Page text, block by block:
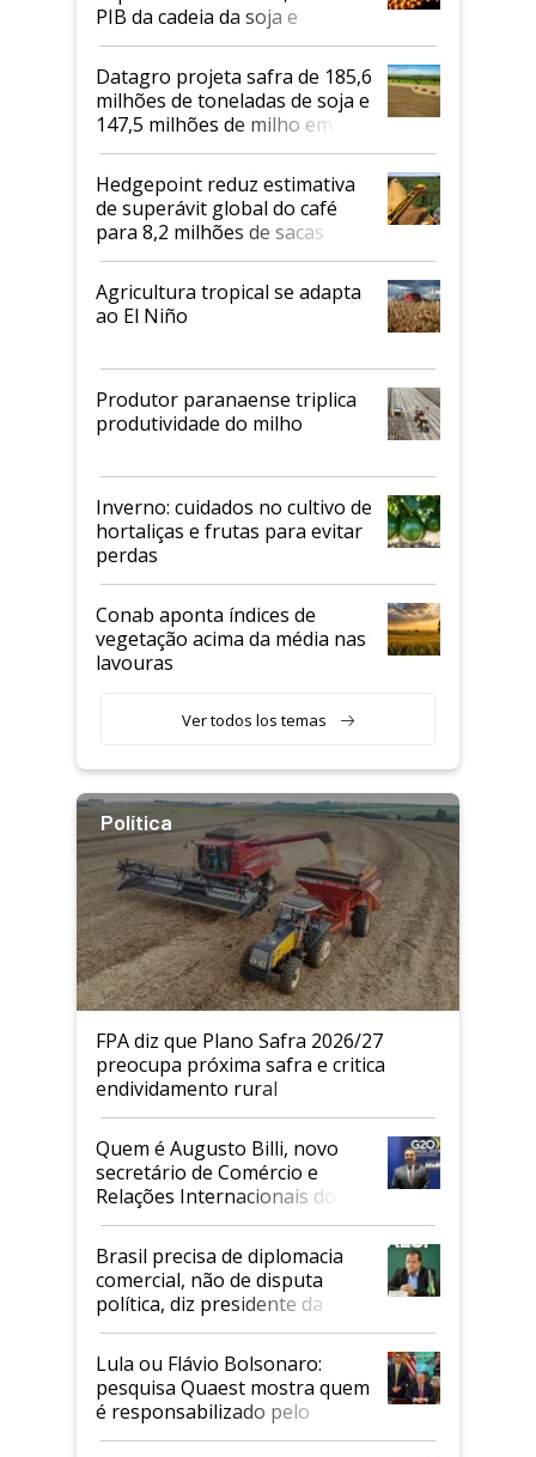
PIB da cadeia da soja e
biodiesel em 2026
Datagro projeta safra de 185,6
milhões de toneladas de soja e
147,5 milhões de milho em
2026/27
Hedgepoint reduz estimativa
de superávit global do café
para 8,2 milhões de sacas
Agricultura tropical se adapta
ao El Niño
Produtor paranaense triplica
produtividade do milho
Inverno: cuidados no cultivo de
hortaliças e frutas para evitar
perdas
Conab aponta índices de
vegetação acima da média nas
lavouras
Ver todos los temas
Política
FPA diz que Plano Safra 2026/27
preocupa próxima safra e critica
endividamento rural
Quem é Augusto Billi, novo
secretário de Comércio e
Relações Internacionais do
Mapa
Brasil precisa de diplomacia
comercial, não de disputa
política, diz presidente da
Faesp
Lula ou Flávio Bolsonaro:
pesquisa Quaest mostra quem
é responsabilizado pelo
tarifaço dos EUA